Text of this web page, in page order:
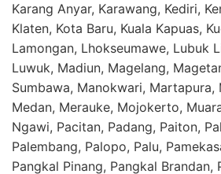
Karang Anyar, Karawang, Kediri,
Klaten, Kota Baru, Kuala Kapuas,
Lamongan, Lhokseumawe, Lubuk
Luwuk, Madiun, Magelang,
Sumbawa, Manokwari, Martapura,
Medan, Merauke, Mojokerto,
Ngawi, Pacitan, Padang, Paiton,
Palembang, Palopo, Palu,
Pangkal Pinang, Pangkal Brandan,